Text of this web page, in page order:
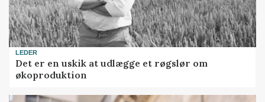
LEDER
Det er en uskik at udlægge et røgslør om
økoproduktion